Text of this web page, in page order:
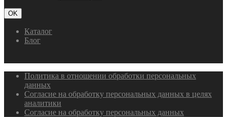
OK
Каталог
Блог
Политика в отношении обработки персональных
данных
Согласие на обработку персональных данных в целях
аналитики
Согласие на обработку персональных данных